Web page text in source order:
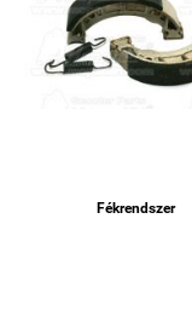
Fékrendszer